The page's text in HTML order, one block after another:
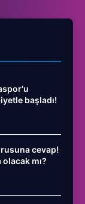
başladı!
cevap!
mı?